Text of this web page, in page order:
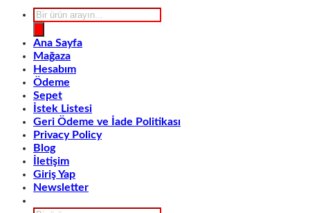
Products
search
Ana Sayfa
Mağaza
Hesabım
Ödeme
Sepet
İstek Listesi
Geri Ödeme ve İade Politikası
Privacy Policy
Blog
İletişim
Giriş Yap
Newsletter